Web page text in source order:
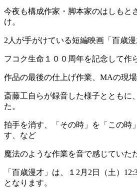
今夜も構成作家・脚本家のはしもと
け。
2人が手がけている短編映画「百歳漫
フコク生命１００周年を記念して作
作品の最後の仕上げ作業、MAの現
斎藤工自らが録音した様子とともに
た。
拍手を消す、「その時」を「この時
す、など
魔法のような作業を音で感じていた
「百歳漫才」は、１2月2日（土）
となります。